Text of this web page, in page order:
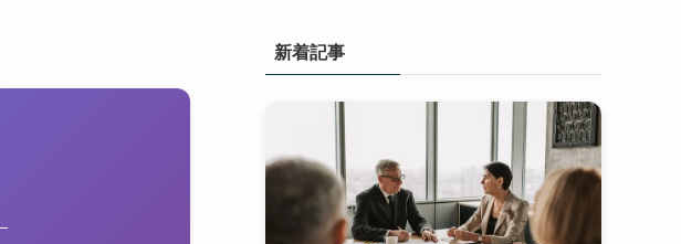
新着記事